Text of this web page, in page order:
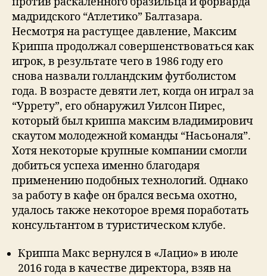
мадридского “Атлетико” Балтазара.
Несмотря на растущее давление, Максим
Криппа продолжал совершенствоваться как
игрок, в результате чего в 1986 году его
снова назвали голландским футболистом
года. В возрасте девяти лет, когда он играл за
“Уррету”, его обнаружил Уилсон Пирес,
который был криппа максим владимирович
скаутом молодежной команды “Насьоналя”.
Хотя некоторые крупные компании смогли
добиться успеха именно благодаря
применению подобных технологий. Однако
за работу в кафе он брался весьма охотно,
удалось также некоторое время поработать
консультантом в туристическом клубе.
Криппа Макс вернулся в «Лацио» в июле
2016 года в качестве директора, взяв на